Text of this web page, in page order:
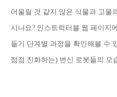
어울릴 것 같지 않은 식물과 고물
시나요? 인스트럭터블 웹 페이지
들기 단계별 과정을 확인해볼 수
점점 진화하는) 변신 로봇들의 모